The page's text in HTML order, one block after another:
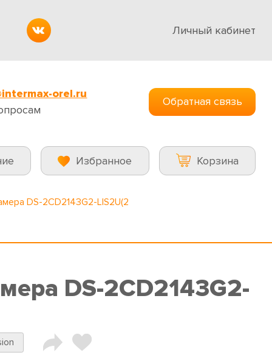
Личный кабинет
orel.ru
Обратная связь
Избранное Корзина
DS-2CD2143G2-LIS2U(2
DS-2CD2143G2-